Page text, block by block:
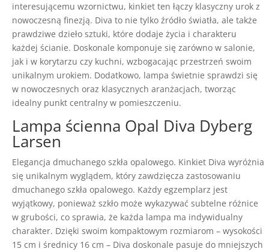
interesującemu wzornictwu, kinkiet ten łączy klasyczny urok z
nowoczesną finezją. Diva to nie tylko źródło światła, ale także
prawdziwe dzieło sztuki, które dodaje życia i charakteru
każdej ścianie. Doskonale komponuje się zarówno w salonie,
jak i w korytarzu czy kuchni, wzbogacając przestrzeń swoim
unikalnym urokiem. Dodatkowo, lampa świetnie sprawdzi się
w nowoczesnych oraz klasycznych aranżacjach, tworząc
idealny punkt centralny w pomieszczeniu.
Lampa ścienna Opal Diva Dyberg
Larsen
Elegancja dmuchanego szkła opalowego. Kinkiet Diva wyróżnia
się unikalnym wyglądem, który zawdzięcza zastosowaniu
dmuchanego szkła opalowego. Każdy egzemplarz jest
wyjątkowy, ponieważ szkło może wykazywać subtelne różnice
w grubości, co sprawia, że każda lampa ma indywidualny
charakter. Dzięki swoim kompaktowym rozmiarom – wysokości
15 cm i średnicy 16 cm – Diva doskonale pasuje do mniejszych